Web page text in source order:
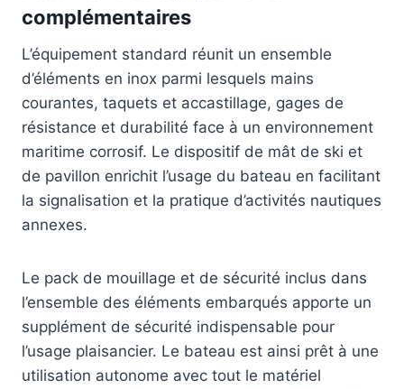
complémentaires
L’équipement standard réunit un ensemble
d’éléments en inox parmi lesquels mains
courantes, taquets et accastillage, gages de
résistance et durabilité face à un environnement
maritime corrosif. Le dispositif de mât de ski et
de pavillon enrichit l’usage du bateau en facilitant
la signalisation et la pratique d’activités nautiques
annexes.
Le pack de mouillage et de sécurité inclus dans
l’ensemble des éléments embarqués apporte un
supplément de sécurité indispensable pour
l’usage plaisancier. Le bateau est ainsi prêt à une
utilisation autonome avec tout le matériel